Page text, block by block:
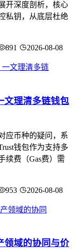
开深度剖析，核心
私钥，从底层杜绝
891 2026-08-08
文理清多链钱包
应币种的疑问，系
钱包作为支持多
续费（Gas费）需
953 2026-08-08
领域的协同与价